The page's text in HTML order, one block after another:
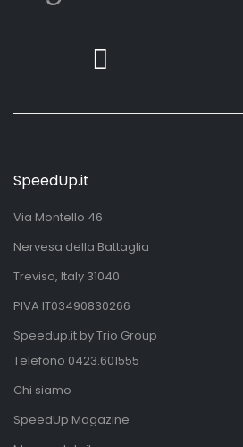
SpeedUp.it
Via Montello 46
Nervesa della Battaglia
Treviso, Italy 31040
PIVA IT03490830266
Speedup.it by Trio Group
Telefono 0423.601555
Chi siamo
SpeedUp Magazine